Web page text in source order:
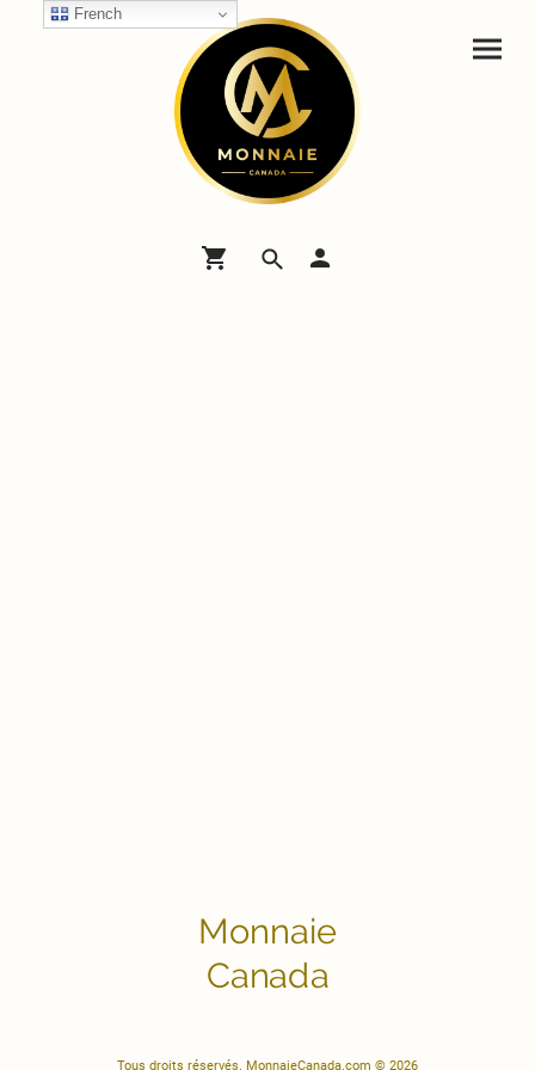
Monnaie
Canada
Tous droits réservés. MonnaieCanada.com © 2026
French